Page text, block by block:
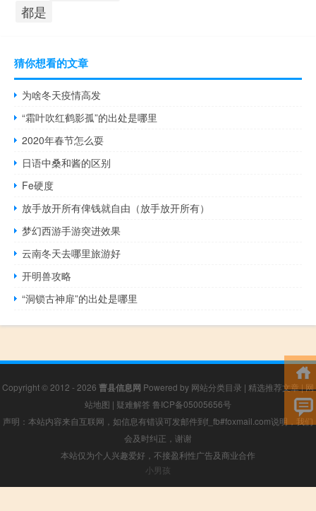
都是
猜你想看的文章
为啥冬天疫情高发
“霜叶吹红鹤影孤”的出处是哪里
2020年春节怎么耍
日语中桑和酱的区别
Fe硬度
放手放开所有俾钱就自由（放手放开所有）
梦幻西游手游突进效果
云南冬天去哪里旅游好
开明兽攻略
“洞锁古神扉”的出处是哪里
Copyright © 2012 - 2026 曹县信息网 Powered by 网站分类目录 | 精选推荐文章|网
站地图 | 疑难解答 鲁ICP备05005656号
声明：本站内容来自互联网，如信息有错误可发邮件到f_fb#foxmail.com说明，我们
会及时纠正，谢谢
本站仅为个人兴趣爱好，不接盈利性广告及商业合作
小男孩